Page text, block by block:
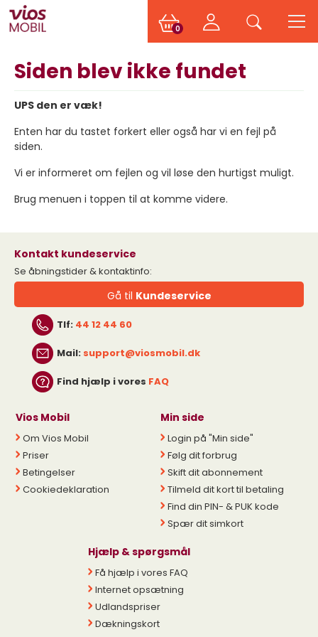
0
Siden blev ikke fundet
UPS den er væk!
Enten har du tastet forkert eller også har vi en fejl på
siden.
Vi er informeret om fejlen og vil løse den hurtigst muligt.
Brug menuen i toppen til at komme videre.
Kontakt kundeservice
Se åbningstider & kontaktinfo:
Gå til Kundeservice
Tlf: 44 12 44 60
Mail: support@viosmobil.dk
Find hjælp i vores FAQ
Vios Mobil
Om Vios Mobil
Priser
Betingelser
Cookiedeklaration
Min side
Login på "Min side"
Følg dit forbrug
Skift dit abonnement
Tilmeld dit kort til betaling
Find din PIN- & PUK kode
Spær dit simkort
Hjælp & spørgsmål
Få hjælp i vores FAQ
Internet opsætning
Udlandspriser
Dækningskort